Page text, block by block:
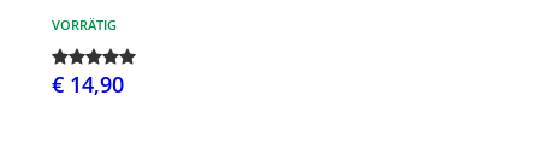
VORRÄTIG
€ 14,90